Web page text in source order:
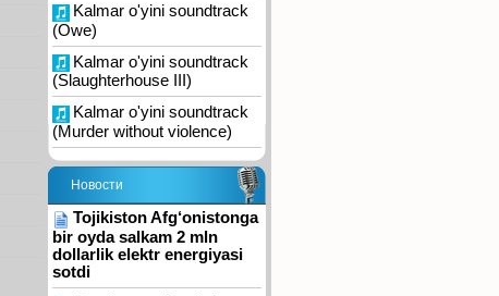
Kalmar o'yini soundtrack
(Owe)
Kalmar o'yini soundtrack
(Slaughterhouse III)
Kalmar o'yini soundtrack
(Murder without violence)
Новости
Tojikiston Afg‘onistonga
bir oyda salkam 2 mln
dollarlik elektr energiyasi
sotdi